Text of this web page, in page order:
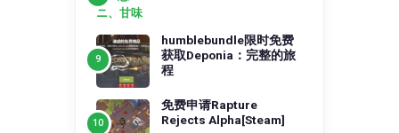
humblebundle限时免费
获取Deponia：完整的旅
程
免费申请Rapture
Rejects Alpha[Steam]